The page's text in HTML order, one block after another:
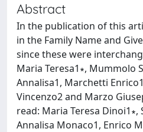
Abstract
In the publication of this
in the Family Name and
since these were
Maria Teresa1∗, Mummolo
Annalisa1, Marchetti
Vincenzo2 and Marzo
read: Maria Teresa
Annalisa Monaco1, Enrico